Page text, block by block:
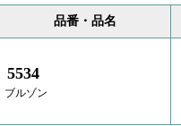
品番・品名
5534
ブルゾン